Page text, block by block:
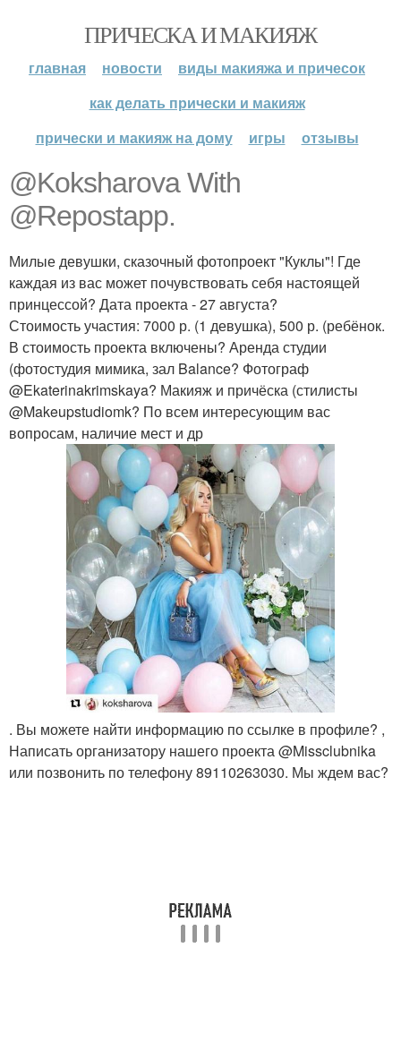
ПРИЧЕСКА И МАКИЯЖ
главная новости
виды макияжа и причесок
как делать прически и макияж
прически и макияж на дому
игры отзывы
@Koksharova With
@Repostapp.
Милые девушки, сказочный фотопроект "Куклы"! Где
каждая из вас может почувствовать себя настоящей
принцессой? Дата проекта - 27 августа?
Стоимость участия: 7000 р. (1 девушка), 500 р. (ребёнок.
В стоимость проекта включены? Аренда студии
(фотостудия мимика, зал Balance? Фотограф
@Ekaterinakrimskaya? Макияж и причёска (стилисты
@Makeupstudiomk? По всем интересующим вас
вопросам, наличие мест и др
. Вы можете найти информацию по ссылке в профиле? ,
Написать организатору нашего проекта @Missclubnika
или позвонить по телефону 89110263030. Мы ждем вас?